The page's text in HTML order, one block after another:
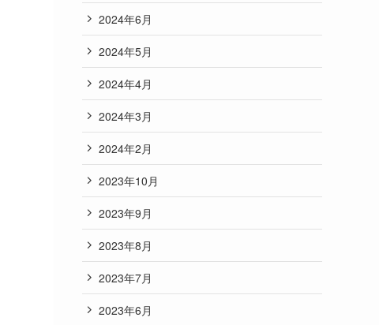
2024年6月
2024年5月
2024年4月
2024年3月
2024年2月
2023年10月
2023年9月
2023年8月
2023年7月
2023年6月